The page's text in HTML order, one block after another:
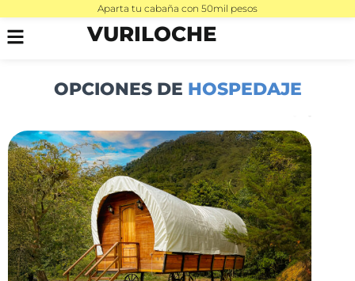
Aparta tu cabaña con 50mil pesos
VURILOCHE
OPCIONES DE HOSPEDAJE